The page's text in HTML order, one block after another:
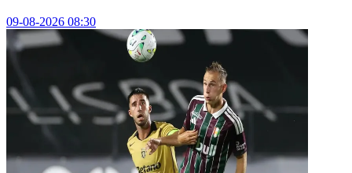
09-08-2026 08:30